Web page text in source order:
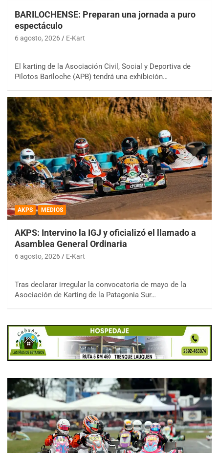
BARILOCHENSE: Preparan una jornada a puro
espectáculo
6 agosto, 2026 E-Kart
El karting de la Asociación Civil, Social y Deportiva de
Pilotos Bariloche (APB) tendrá una exhibición…
AKPS MEDIOS
AKPS: Intervino la IGJ y oficializó el llamado a
Asamblea General Ordinaria
6 agosto, 2026 E-Kart
Tras declarar irregular la convocatoria de mayo de la
Asociación de Karting de la Patagonia Sur…